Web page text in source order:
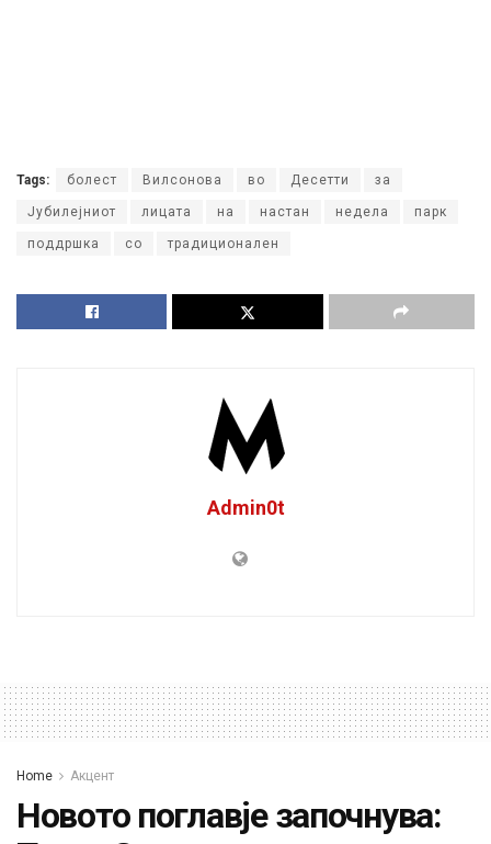
Tags: болест Вилсонова во Десетти за
Јубилејниот лицата на настан недела парк
поддршка со традиционален
Admin0t
Home Акцент
Новото поглавје започнува: